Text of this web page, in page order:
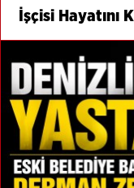
İşçisi Hayatını